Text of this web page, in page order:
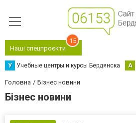
Наші спецпроєкти
15
У Учебные центры и курсы Бердянска А
Головна Бізнес новини
Бізнес новини